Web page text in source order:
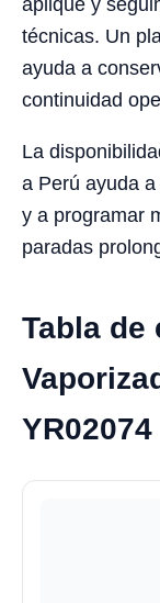
aplique y
técnicas. Un
ayuda a
continuidad
La
a Perú ayuda
y a programar
paradas
Tabla de
YR02074